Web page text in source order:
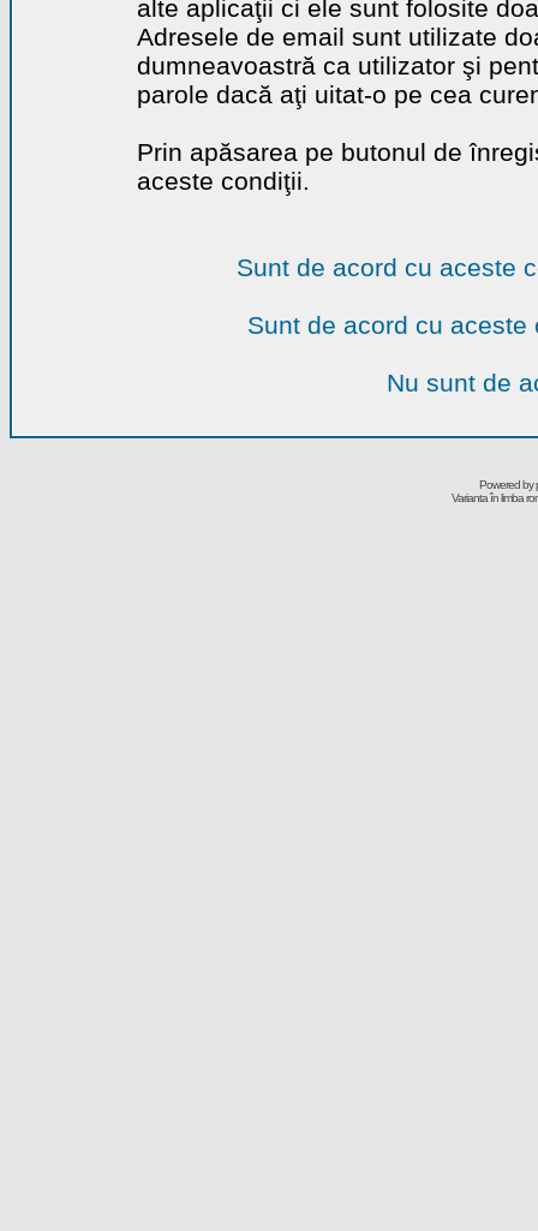
alte aplicaţii ci ele sunt folosite
Adresele de email sunt utilizate
dumneavoastră ca utilizator şi
parole dacă aţi uitat-o pe cea
Prin apăsarea pe butonul de
aceste condiţii.
Sunt de acord cu aceste
Sunt de acord cu
Nu sunt de
Powered by
Varianta în limba